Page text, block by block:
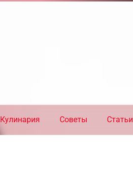
Кулинария Советы Статьи